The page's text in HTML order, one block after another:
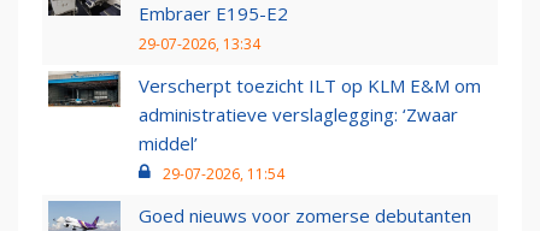
Embraer E195-E2
29-07-2026, 13:34
Verscherpt toezicht ILT op KLM E&M om
administratieve verslaglegging: ‘Zwaar
middel’
29-07-2026, 11:54
Goed nieuws voor zomerse debutanten